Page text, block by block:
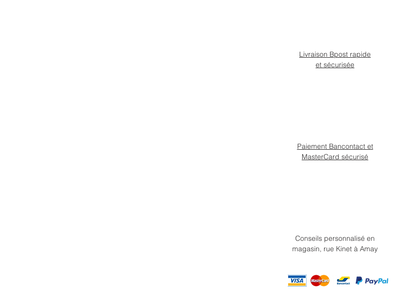
Livraison Bpost rapide
et sécurisée
Paiement Bancontact et
MasterCard sécurisé
Conseils personnalisé en
magasin, rue Kinet à Amay